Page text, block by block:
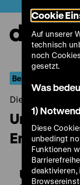
zum
Seiteninhalt
springen
Berlin.Dokument
Dienstag, 06.
Unter den
Unter den
Cookie
Auf unserer
technisch
noch
gesetzt.
Was
1)
Diese
unbedingt
Funktionen
deaktivieren,